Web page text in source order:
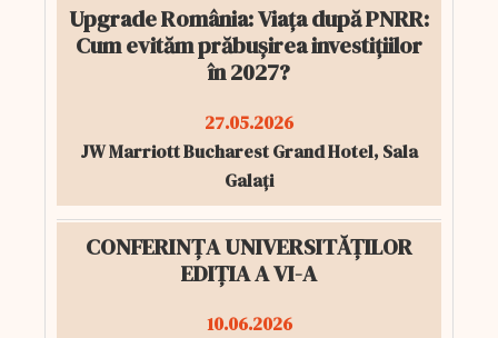
Upgrade România: Viața după PNRR:
Cum evităm prăbușirea investițiilor
în 2027?
27.05.2026
JW Marriott Bucharest Grand Hotel, Sala
Galați
CONFERINȚA UNIVERSITĂȚILOR
EDIȚIA A VI-A
10.06.2026